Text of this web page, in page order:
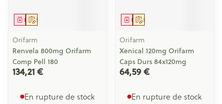
Sur prescription
Médicament
Orifarm
Renvela 800mg Orifarm
Comp Pell 180
134,21 €
En rupture de stock
Sur prescription
Médicament
Orifarm
Xenical 120mg Orifarm
Caps Durs 84x120mg
64,59 €
En rupture de stock